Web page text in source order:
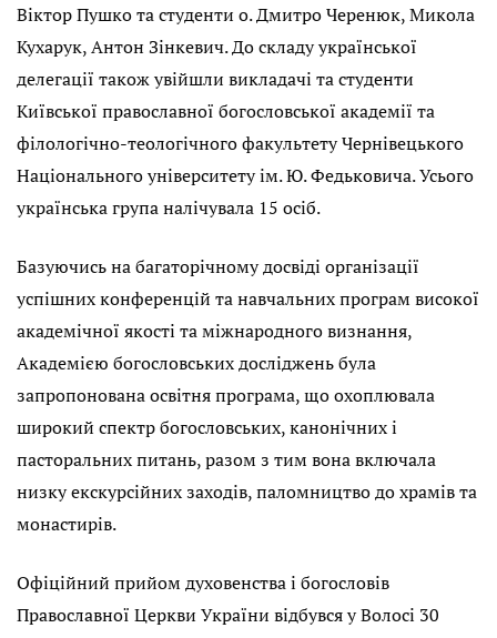
Віктор Пушко та студенти о. Дмитро Черенюк, Микола
Кухарук, Антон Зінкевич. До складу української
делегації також увійшли викладачі та студенти
Київської православної богословської академії та
філологічно-теологічного факультету Чернівецького
Національного університету ім. Ю. Федьковича. Усього
українська група налічувала 15 осіб.
Базуючись на багаторічному досвіді організації
успішних конференцій та навчальних програм високої
академічної якості та міжнародного визнання,
Академією богословських досліджень була
запропонована освітня програма, що охоплювала
широкий спектр богословських, канонічних і
пасторальних питань, разом з тим вона включала
низку екскурсійних заходів, паломництво до храмів та
монастирів.
Офіційний прийом духовенства і богословів
Православної Церкви України відбувся у Волосі 30